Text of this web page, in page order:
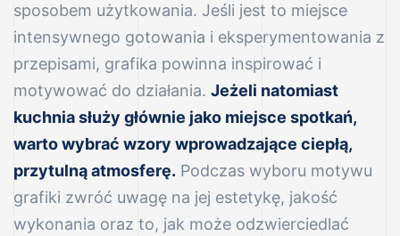
sposobem użytkowania. Jeśli jest to miejsce
intensywnego gotowania i eksperymentowania z
przepisami, grafika powinna inspirować i
motywować do działania. Jeżeli natomiast
kuchnia służy głównie jako miejsce spotkań,
warto wybrać wzory wprowadzające ciepłą,
przytulną atmosferę. Podczas wyboru motywu
grafiki zwróć uwagę na jej estetykę, jakość
wykonania oraz to, jak może odzwierciedlać